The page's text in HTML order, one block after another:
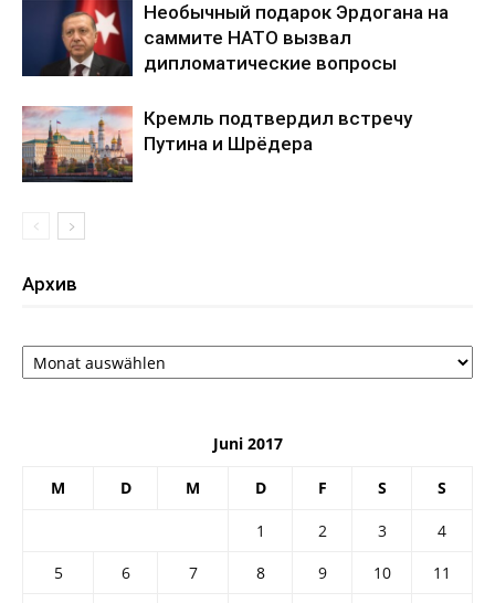
Необычный подарок Эрдогана на
саммите НАТО вызвал
дипломатические вопросы
Кремль подтвердил встречу
Путина и Шрёдера
Архив
Архив
Juni 2017
M D M D F S S
1 2 3
4
5
6 7 8 9 10
11